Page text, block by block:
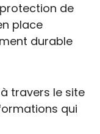
protection de
place
durable
travers le site
qui